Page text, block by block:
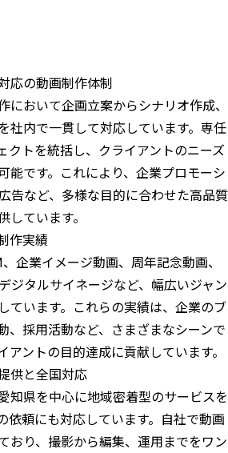
応の動画制作体制
において企画立案からシナリオ作成、
社内で一貫して対応しています。専任
クトを統括し、クライアントのニーズ
能です。これにより、企業プロモーシ
告など、多様な目的に合わせた高品質
ています。
作実績
企業イメージ動画、周年記念動画、
ジタルサイネージなど、幅広いジャン
ています。これらの実績は、企業のブ
、採用活動など、さまざまなシーンで
アントの目的達成に貢献しています。
供と全国対応
知県を中心に地域密着型のサービスを
依頼にも対応しています。自社で動画
おり、撮影から編集、運用までをワン